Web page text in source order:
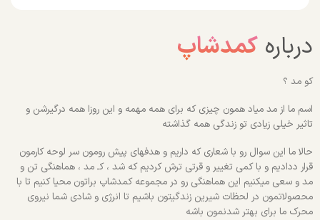
درباره کمدشاپ
کو مد ؟
اسم ما از مد میاد همون چیزی که برای همه مهمه و این روزا همه درگیرشن و
تاثیر خیلی زیادی تو زندگی همه گذاشته
حالا ما این سوال رو با شعاری که داریم و هدفهای پیش رومون سر لوحه کارمون
قرار ددادیم و با کمی تغییر و قرتی ترش کردیم که شد ، کـ مد ، هماهنگی تن و
مد و سعی میکنیم این هماهنگی رو در مجموعه کمدشاپ براتون محیا کنیم تا با
محصولاتمون در لحظات شیرین زندگیتون باشیم تا انرژی و شادی شما نیروی
محرک ما برای بهتر شدنمون باشه